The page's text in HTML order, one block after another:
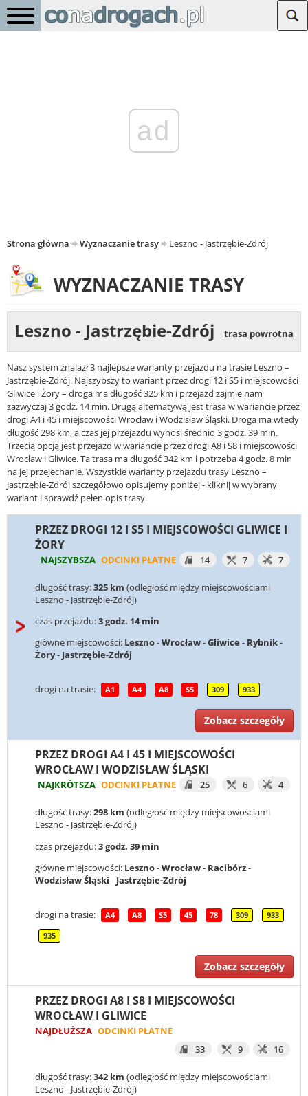
ad
Strona główna Wyznaczanie trasy Leszno - Jastrzębie-Zdrój
WYZNACZANIE TRASY
Leszno - Jastrzębie-Zdrój trasa powrotna
Nasz system znalazł 3 najlepsze warianty przejazdu na trasie Leszno –
Jastrzębie-Zdrój. Najszybszy to wariant przez drogi 12 i S5 i miejscowości
Gliwice i Żory – droga ma długość 325 km i przejazd zajmie nam
zazwyczaj 3 godz. 14 min. Drugą alternatywą jest trasa w wariancie przez
drogi A4 i 45 i miejscowości Wrocław i Wodzisław Śląski. Droga ma wtedy
długość 298 km, a czas jej przejazdu wynosi średnio 3 godz. 39 min.
Trzecią opcją jest przejazd w wariancie przez drogi A8 i S8 i miejscowości
Wrocław i Gliwice. Ta trasa ma długość 342 km i potrzeba 4 godz. 8 min
na jej przejechanie. Wszystkie warianty przejazdu trasy Leszno –
Jastrzębie-Zdrój szczegółowo opisujemy poniżej - kliknij w wybrany
wariant i sprawdź pełen opis trasy.
PRZEZ DROGI 12 I S5 I MIEJSCOWOŚCI GLIWICE I
ŻORY
NAJSZYBSZA ODCINKI PŁATNE 14 7 7
długość trasy:325 km (odległość między miejscowościami
Leszno - Jastrzębie-Zdrój)
czas przejazdu:3 godz. 14 min
główne miejscowości: Leszno-Wrocław-Gliwice - Rybnik-
Żory- Jastrzębie-Zdrój
drogi na trasie: A1 A4 A8 S5 309 933
Zobacz szczegóły
PRZEZ DROGI A4 I 45 I MIEJSCOWOŚCI
WROCŁAW I WODZISŁAW ŚLĄSKI
NAJKRÓTSZA ODCINKI PŁATNE 25 6 4
długość trasy:298 km (odległość między miejscowościami
Leszno - Jastrzębie-Zdrój)
czas przejazdu:3 godz. 39 min
główne miejscowości: Leszno-Wrocław- Racibórz-
Wodzisław Śląski - Jastrzębie-Zdrój
drogi na trasie: A4 A8 S5 45 78 309 933
935
Zobacz szczegóły
PRZEZ DROGI A8 I S8 I MIEJSCOWOŚCI
WROCŁAW I GLIWICE
NAJDŁUŻSZA ODCINKI PŁATNE
33
9 16
długość trasy:342 km (odległość między miejscowościami
Leszno - Jastrzębie-Zdrój)